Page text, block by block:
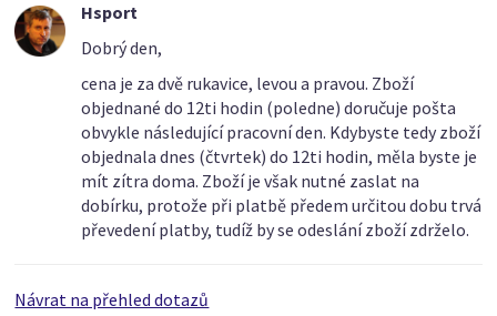
Hsport
Dobrý den,
cena je za dvě rukavice, levou a pravou. Zboží
objednané do 12ti hodin (poledne) doručuje pošta
obvykle následující pracovní den. Kdybyste tedy zboží
objednala dnes (čtvrtek) do 12ti hodin, měla byste je
mít zítra doma. Zboží je však nutné zaslat na
dobírku, protože při platbě předem určitou dobu trvá
převedení platby, tudíž by se odeslání zboží zdrželo.
Návrat na přehled dotazů